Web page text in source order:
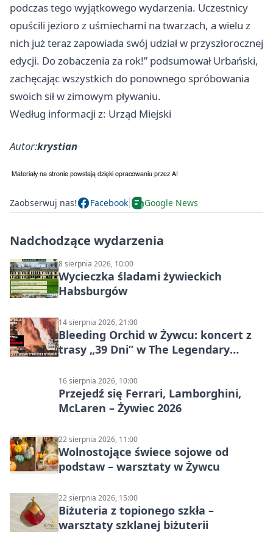
podczas tego wyjątkowego wydarzenia. Uczestnicy
opuścili jezioro z uśmiechami na twarzach, a wielu z
nich już teraz zapowiada swój udział w przyszłorocznej
edycji. Do zobaczenia za rok!” podsumował Urbański,
zachęcając wszystkich do ponownego spróbowania
swoich sił w zimowym pływaniu.
Według informacji z: Urząd Miejski
Autor:krystian
Zaobserwuj nas! Facebook Google News
Nadchodzące wydarzenia
8 sierpnia 2026, 10:00
Wycieczka śladami żywieckich
Habsburgów
14 sierpnia 2026, 21:00
Bleeding Orchid w Żywcu: koncert z
trasy „39 Dni” w The Legendary
16 sierpnia 2026, 10:00
Przejedź się Ferrari, Lamborghini,
McLaren – Żywiec 2026
22 sierpnia 2026, 11:00
Wolnostojące świece sojowe od
podstaw – warsztaty w Żywcu
22 sierpnia 2026, 15:00
Biżuteria z topionego szkła –
warsztaty szklanej biżuterii